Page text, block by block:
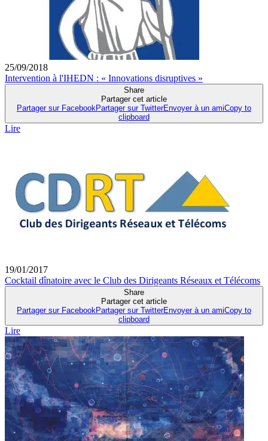
25/09/2018
Intervention à l'IHEDN : « Innovations disruptives »
Share
Partager cet article
Partager sur Facebook Partager sur TwitterEnvoyer à un amiCopy to
clipboard
Lire
19/01/2017
Cocktail dînatoire avec le Club des Dirigeants Réseaux et Télécoms
Share
Partager cet article
Partager sur Facebook Partager sur TwitterEnvoyer à un amiCopy to
clipboard
Lire